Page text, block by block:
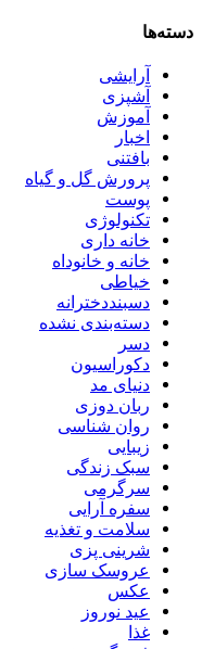
دسته‌ها
آرایشی
آشپزی
آموزش
اخبار
بافتنی
پرورش گل و گیاه
پوست
تکنولوژی
خانه داری
خانه و خانوداه
خیاطی
دسبنددخترانه
دسته‌بندی نشده
دسر
دکوراسیون
دنیای مد
ربان دوزی
روان شناسی
زیبایی
سبک زندگی
سرگرمی
سفره آرایی
سلامت و تغذیه
شرینی پزی
عروسک سازی
عکس
عید نوروز
غذا